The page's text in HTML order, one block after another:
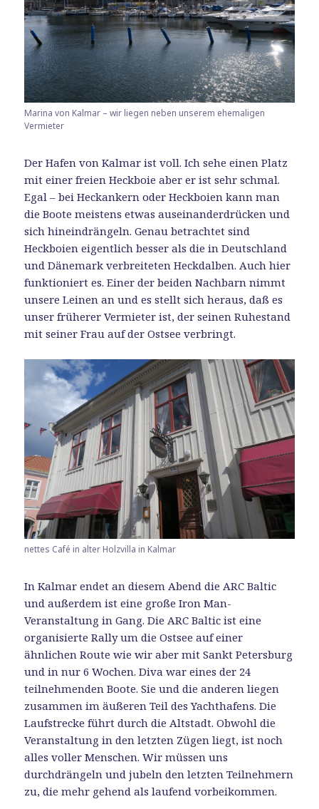
Marina von Kalmar – wir liegen neben unserem ehemaligen
Vermieter
Der Hafen von Kalmar ist voll. Ich sehe einen Platz
mit einer freien Heckboie aber er ist sehr schmal.
Egal – bei Heckankern oder Heckboien kann man
die Boote meistens etwas auseinanderdrücken und
sich hineindrängeln. Genau betrachtet sind
Heckboien eigentlich besser als die in Deutschland
und Dänemark verbreiteten Heckdalben. Auch hier
funktioniert es. Einer der beiden Nachbarn nimmt
unsere Leinen an und es stellt sich heraus, daß es
unser früherer Vermieter ist, der seinen Ruhestand
mit seiner Frau auf der Ostsee verbringt.
nettes Café in alter Holzvilla in Kalmar
In Kalmar endet an diesem Abend die ARC Baltic
und außerdem ist eine große Iron Man-
Veranstaltung in Gang. Die ARC Baltic ist eine
organisierte Rally um die Ostsee auf einer
ähnlichen Route wie wir aber mit Sankt Petersburg
und in nur 6 Wochen. Diva war eines der 24
teilnehmenden Boote. Sie und die anderen liegen
zusammen im äußeren Teil des Yachthafens. Die
Laufstrecke führt durch die Altstadt. Obwohl die
Veranstaltung in den letzten Zügen liegt, ist noch
alles voller Menschen. Wir müssen uns
durchdrängeln und jubeln den letzten Teilnehmern
zu, die mehr gehend als laufend vorbeikommen.